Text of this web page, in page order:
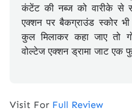
कंटेंट की नब्ज को वारीके से
एक्शन पर बैकग्राउंड स्कोर
कुल मिलाकर कहा जाए तो
वोल्टेज एक्शन ड्रामा जाट
Visit For Full Review